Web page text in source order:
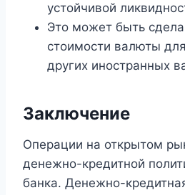
устойчивой
Это может быть
стоимости валюты
других иностранных
Заключение
Операции на открытом
денежно-кредитной
банка. Денежно-